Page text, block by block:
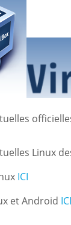
Linux
ICI
et Android ICI